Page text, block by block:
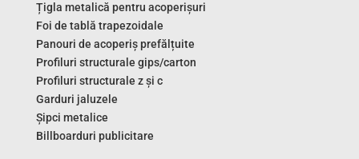
Țigla metalică pentru acoperișuri
Foi de tablă trapezoidale
Panouri de acoperiș prefălțuite
Profiluri structurale gips/carton
Profiluri structurale z și c
Garduri jaluzele
Șipci metalice
Billboarduri publicitare